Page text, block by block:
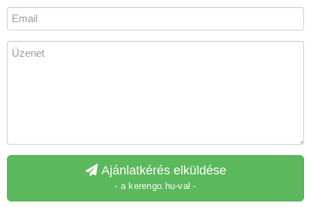
Ajánlatkérés elküldése
- a kerengo.hu-val -